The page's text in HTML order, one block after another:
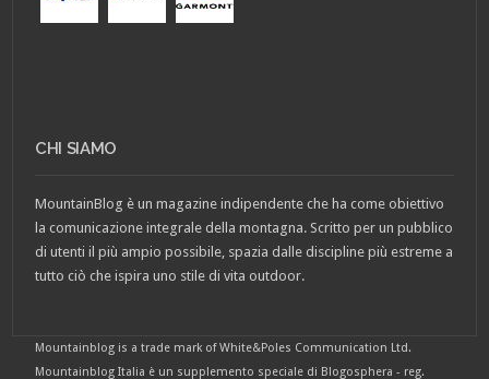
CHI SIAMO
MountainBlog è un magazine indipendente che ha come obiettivo
la comunicazione integrale della montagna. Scritto per un pubblico
di utenti il più ampio possibile, spazia dalle discipline più estreme a
tutto ciò che ispira uno stile di vita outdoor.
Mountainblog is a trade mark of White&Poles Communication Ltd.
Mountainblog Italia è un supplemento speciale di Blogosphera - reg.